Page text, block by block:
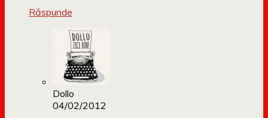
Răspunde
Dollo
04/02/2012